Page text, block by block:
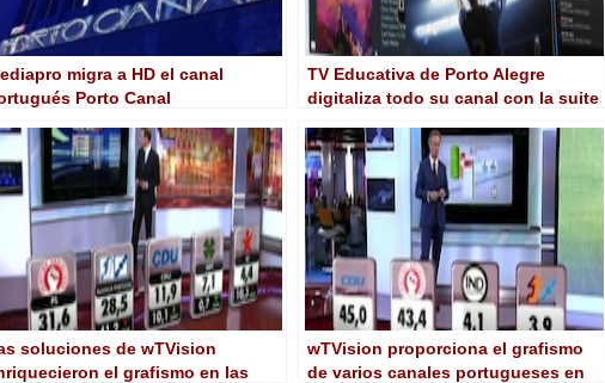
migra a HD el canal
Porto Canal
TV Educativa de Porto Alegre
digitaliza todo su canal con la suite
soluciones de wTVision
el grafismo en las
wTVision proporciona el grafismo
de varios canales portugueses en